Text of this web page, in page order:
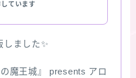
ています
しました✨
魔王城』 presents アロ